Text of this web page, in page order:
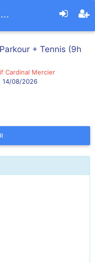
+ Tennis (9h
Cardinal Mercier
14/08/2026